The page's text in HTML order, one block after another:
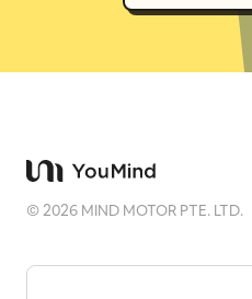
©2026 MIND MOTOR PTE. LTD.